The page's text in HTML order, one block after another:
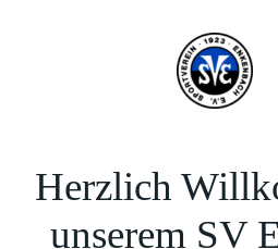
Herzlich
unserem SV